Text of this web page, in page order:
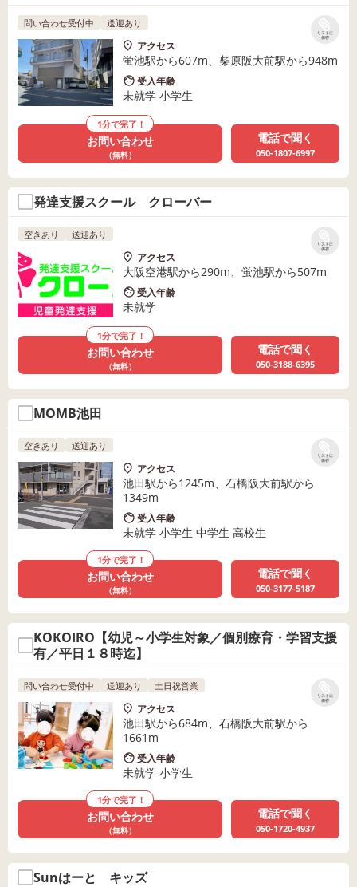
リストに
保存
問い合わせ受付中 送迎あり
アクセス
蛍池駅から607m、柴原阪大前駅から948m
受入年齢
未就学 小学生
1分で完了！
お問い合わせ
（無料）
電話で聞く
050-1807-6997
発達支援スクール クローバー
リストに
保存
空きあり 送迎あり
アクセス
大阪空港駅から290m、蛍池駅から507m
受入年齢
未就学
1分で完了！
お問い合わせ
（無料）
電話で聞く
050-3188-6395
MOMB池田
リストに
保存
空きあり 送迎あり
アクセス
池田駅から1245m、石橋阪大前駅から
1349m
受入年齢
未就学 小学生 中学生 高校生
1分で完了！
お問い合わせ
（無料）
電話で聞く
050-3177-5187
KOKOIRO【幼児～小学生対象／個別療育・学習支援
有／平日１８時迄】
リストに
保存
問い合わせ受付中 送迎あり 土日祝営業
アクセス
池田駅から684m、石橋阪大前駅から
1661m
受入年齢
未就学 小学生
1分で完了！
お問い合わせ
（無料）
電話で聞く
050-1720-4937
Sunはーと キッズ